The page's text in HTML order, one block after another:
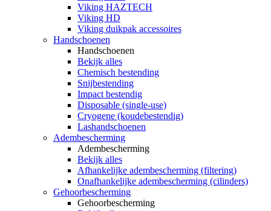
Viking HAZTECH
Viking HD
Viking duikpak accessoires
Handschoenen
Handschoenen
Bekijk alles
Chemisch bestending
Snijbestending
Impact bestendig
Disposable (single-use)
Cryogene (koudebestendig)
Lashandschoenen
Adembescherming
Adembescherming
Bekijk alles
Afhankelijke adembescherming (filtering)
Onafhankelijke adembescherming (cilinders)
Gehoorbescherming
Gehoorbescherming